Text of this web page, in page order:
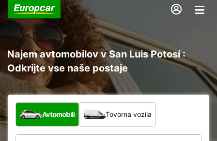
Najem avtomobilov v San Luis Potosí :
Odkrijte vse naše postaje
Katera vrsta vozila?
Avtomobili Tovorna vozila